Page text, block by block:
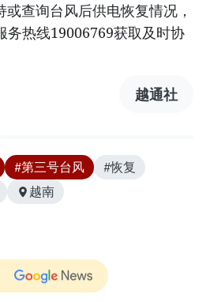
查询台风后供电恢复情况，
务热线19006769获取及时协
越通社
#第三号台风
#恢复
越南